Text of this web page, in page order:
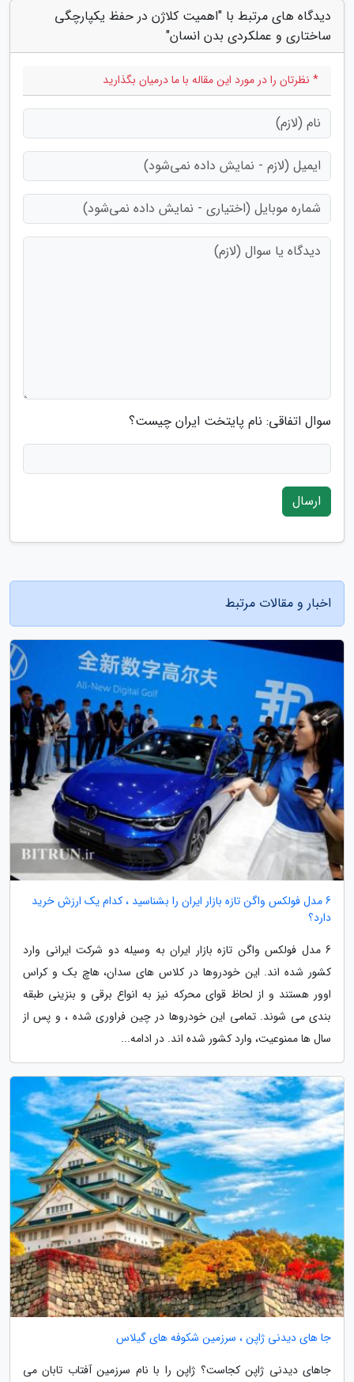
دیدگاه های مرتبط با "اهمیت کلاژن در حفظ یکپارچگی
ساختاری و عملکردی بدن انسان"
* نظرتان را در مورد این مقاله با ما درمیان بگذارید
سوال اتفاقی: نام پایتخت ایران چیست؟
ارسال
اخبار و مقالات مرتبط
6 مدل فولکس واگن تازه بازار ایران را بشناسید ، کدام یک ارزش خرید
دارد؟
6 مدل فولکس واگن تازه بازار ایران به وسیله دو شرکت ایرانی وارد
کشور شده اند. این خودروها در کلاس های سدان، هاچ بک و کراس
اوور هستند و از لحاظ قوای محرکه نیز به انواع برقی و بنزینی طبقه
بندی می شوند. تمامی این خودروها در چین فراوری شده ، و پس از
سال ها ممنوعیت، وارد کشور شده اند. در ادامه...
جا های دیدنی ژاپن ، سرزمین شکوفه های گیلاس
جاهای دیدنی ژاپن کجاست؟ ژاپن را با نام سرزمین آفتاب تابان می